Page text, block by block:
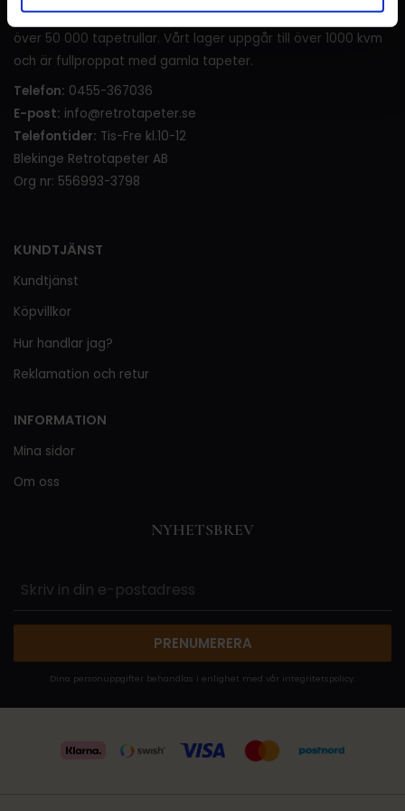
samlats ett gediget lager med flera tusen olika mönster och
över 50 000 tapetrullar. Vårt lager uppgår till över 1000 kvm
och är fullproppat med gamla tapeter.
Telefon: 0455-367036
E-post: info@retrotapeter.se
Telefontider: Tis-Fre kl.10-12
Blekinge Retrotapeter AB
Org nr: 556993-3798
KUNDTJÄNST
Kundtjänst
Köpvillkor
Hur handlar jag?
Reklamation och retur
INFORMATION
Mina sidor
Om oss
NYHETSBREV
PRENUMERERA
Dina personuppgifter behandlas i enlighet med vår integritetspolicy